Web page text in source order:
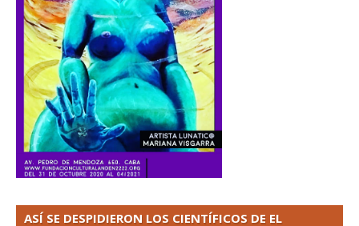
ASÍ SE DESPIDIERON LOS CIENTÍFICOS DE EL